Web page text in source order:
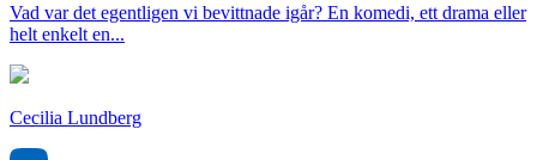
Vad var det egentligen vi bevittnade igår? En komedi, ett drama eller
helt enkelt en...
Cecilia Lundberg